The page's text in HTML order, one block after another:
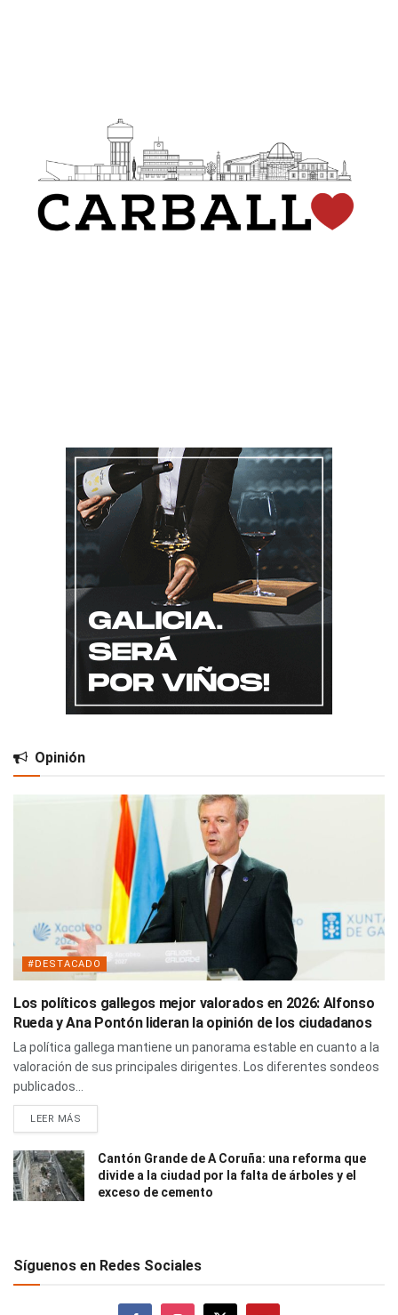
Opinión
#DESTACADO
Los políticos gallegos mejor valorados en 2026: Alfonso
Rueda y Ana Pontón lideran la opinión de los ciudadanos
La política gallega mantiene un panorama estable en cuanto a la
valoración de sus principales dirigentes. Los diferentes sondeos
publicados...
LEER MÁS
Cantón Grande de A Coruña: una reforma que
divide a la ciudad por la falta de árboles y el
exceso de cemento
Síguenos en Redes Sociales